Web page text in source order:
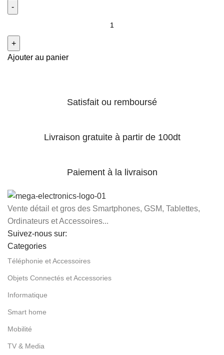
Ajouter au panier
Satisfait ou remboursé
Livraison gratuite à partir de 100dt
Paiement à la livraison
Vente détail et gros des Smartphones, GSM, Tablettes,
Ordinateurs et Accessoires...
Suivez-nous sur:
Categories
Téléphonie et Accessoires
Objets Connectés et Accessories
Informatique
Smart home
Mobilité
TV & Media